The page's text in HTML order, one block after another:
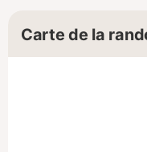
Carte de la